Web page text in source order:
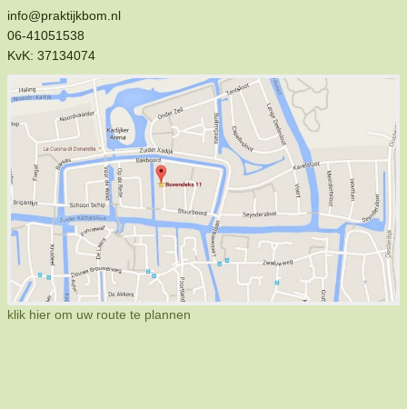
info@praktijkbom.nl
06-41051538
KvK: 37134074
klik hier om uw route te plannen